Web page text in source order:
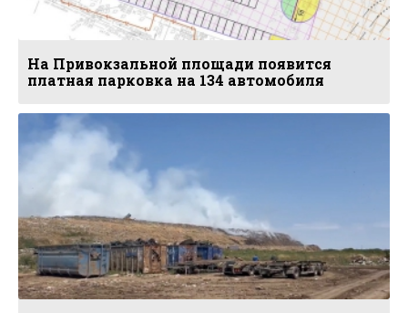
На Привокзальной площади появится
платная парковка на 134 автомобиля